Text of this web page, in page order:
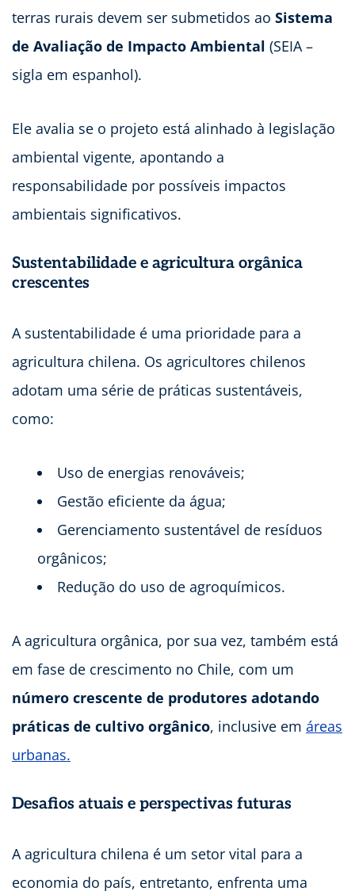
terras rurais devem ser submetidos ao Sistema
de Avaliação de Impacto Ambiental (SEIA –
sigla em espanhol).
Ele avalia se o projeto está alinhado à legislação
ambiental vigente, apontando a
responsabilidade por possíveis impactos
ambientais significativos.
Sustentabilidade e agricultura orgânica
crescentes
A sustentabilidade é uma prioridade para a
agricultura chilena. Os agricultores chilenos
adotam uma série de práticas sustentáveis,
como:
Uso de energias renováveis;
Gestão eficiente da água;
Gerenciamento sustentável de resíduos
orgânicos;
Redução do uso de agroquímicos.
A agricultura orgânica, por sua vez, também está
em fase de crescimento no Chile, com um
número crescente de produtores adotando
práticas de cultivo orgânico, inclusive em áreas
urbanas.
Desafios atuais e perspectivas futuras
A agricultura chilena é um setor vital para a
economia do país, entretanto, enfrenta uma